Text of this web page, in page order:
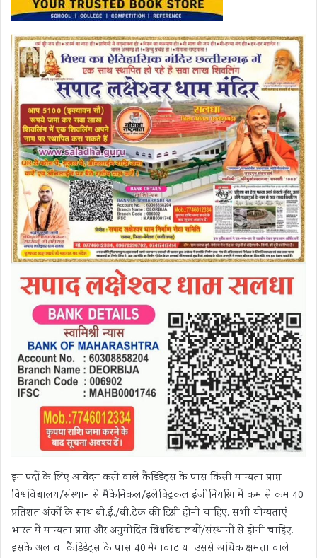
इन पदों के लिए आवेदन करने वाले कैंडिडेट्स के पास किसी मान्यता प्राप्त
विश्वविद्यालय/संस्थान से मैकेनिकल/इलेक्ट्रिकल इंजीनियरिंग में कम से कम 40
प्रतिशत अंकों के साथ बी.ई./बी.टेक की डिग्री होनी चाहिए. सभी योग्यताएं
भारत में मान्यता प्राप्त और अनुमोदित विश्वविद्यालयों/संस्थानों से होनी चाहिए.
इसके अलावा कैंडिडेट्स के पास 40 मेगावाट या उससे अधिक क्षमता वाले